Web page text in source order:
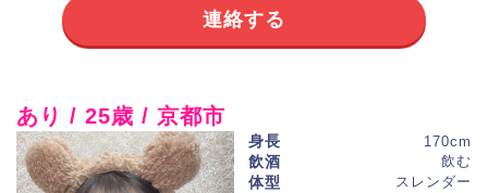
連絡する
あり / 25歳 / 京都市
身長 170cm
飲酒 飲む
体型 スレンダー